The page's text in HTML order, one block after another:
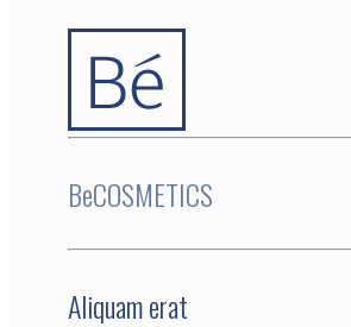
BeCOSMETICS
Aliquam erat